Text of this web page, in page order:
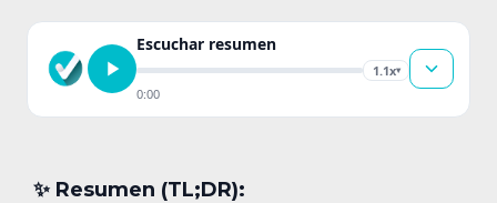
Escuchar resumen
1.1x▾
0:00
✨︎ Resumen (TL;DR):